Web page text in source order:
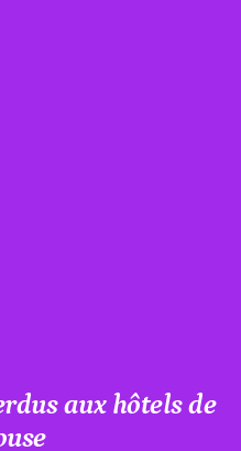
aux hôtels de